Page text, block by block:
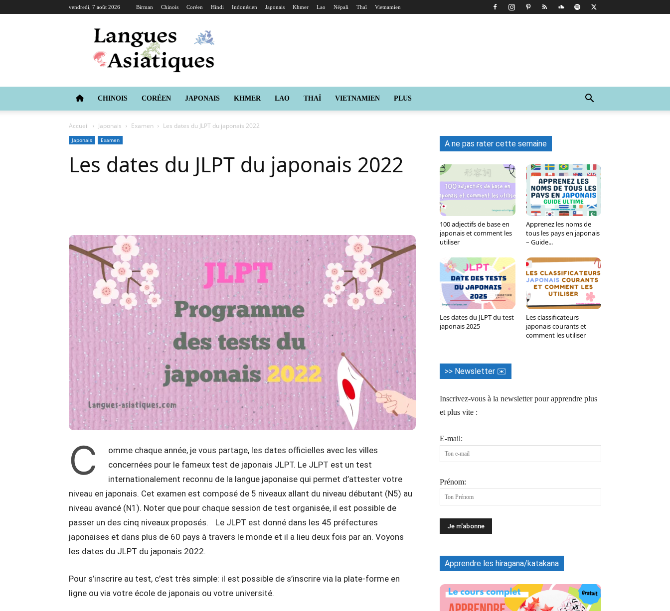
vendredi, 7 août 2026 Birman Chinois Coréen Hindi Indonésien Japonais Khmer Lao Népali Thaï Vietnamien
Langues
Asiatiques
CHINOIS CORÉEN JAPONAIS KHMER LAO THAÏ VIETNAMIEN PLUS
Accueil Japonais Examen Les dates du JLPT du japonais 2022
Japonais Examen
Les dates du JLPT du japonais 2022
WhatsApp Viber
C
omme chaque année, je vous partage, les dates officielles avec les villes
concernées pour le fameux test de japonais JLPT. Le JLPT est un test
internationalement reconnu de la langue japonaise qui permet d’attester votre
niveau en japonais. Cet examen est composé de 5 niveaux allant du niveau débutant (N5) au
niveau avancé (N1). Noter que pour chaque session de test organisée, il est possible de
passer un des cinq niveaux proposés. Le JLPT est donné dans les 45 préfectures
japonaises et dans plus de 60 pays à travers le monde et il a lieu deux fois par an. Voyons
les dates du JLPT du japonais 2022.
Pour s’inscrire au test, c’est très simple: il est possible de s’inscrire via la plate-forme en
ligne ou via votre école de japonais ou votre université.
A ne pas rater cette semaine
100 adjectifs de base en
japonais et comment les
utiliser
Apprenez les noms de
tous les pays en japonais
– Guide...
Les dates du JLPT du test
japonais 2025
Les classificateurs
japonais courants et
comment les utiliser
>> Newsletter ✉️
Inscrivez-vous à la newsletter pour apprendre plus
et plus vite :
E-mail:
Prénom:
Apprendre les hiragana/katakana